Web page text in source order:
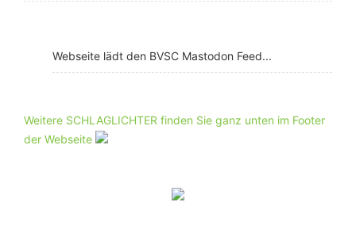
Webseite lädt den BVSC Mastodon Feed...
Weitere SCHLAGLICHTER finden Sie ganz unten im Footer
der Webseite